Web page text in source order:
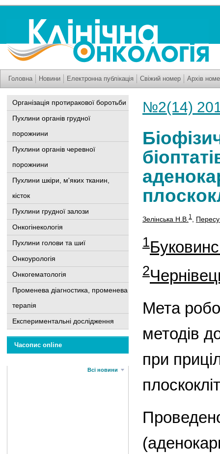
Головна Новини Електронна публікація Свіжий номер Архів
Організація протиракової боротьби
Пухлини органів грудної
порожнини
Пухлини органів черевної
порожнини
Пухлини шкіри, м'яких тканин,
кісток
Пухлини грудної залози
Онкогінекологія
Пухлини голови та шиї
Онкоурологія
Онкогематологія
Променева діагностика, променева
терапія
Експериментальні дослідження
Часопис online
Всі новини
№2(14)
Зелінська Н.В. 1
1
2
Мета
методів
при